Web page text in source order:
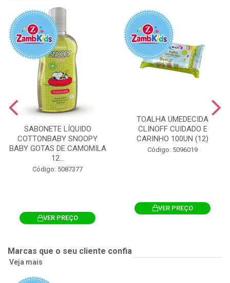
SABONETE LÍQUIDO
COTTONBABY SNOOPY
BABY GOTAS DE CAMOMILA
12...
Código: 5087377
VER PREÇO
TOALHA UMEDECIDA
CLINOFF CUIDADO E
CARINHO 100UN (12)
Código: 5096019
VER PREÇO
Marcas que o seu cliente confia
Veja mais